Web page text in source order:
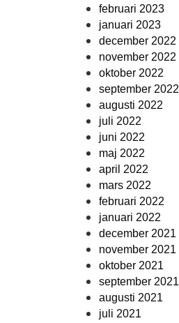
februari 2023
januari 2023
december 2022
november 2022
oktober 2022
september 2022
augusti 2022
juli 2022
juni 2022
maj 2022
april 2022
mars 2022
februari 2022
januari 2022
december 2021
november 2021
oktober 2021
september 2021
augusti 2021
juli 2021